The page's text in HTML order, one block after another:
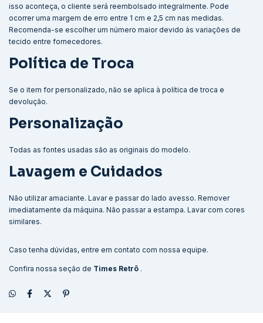
isso aconteça, o cliente será reembolsado integralmente. Pode
ocorrer uma margem de erro entre 1 cm e 2,5 cm nas medidas.
Recomenda-se escolher um número maior devido às variações de
tecido entre fornecedores.
Política de Troca
Se o item for personalizado, não se aplica à política de troca e
devolução.
Personalização
Todas as fontes usadas são as originais do modelo.
Lavagem e Cuidados
Não utilizar amaciante. Lavar e passar do lado avesso. Remover
imediatamente da máquina. Não passar a estampa. Lavar com cores
similares.
Caso tenha dúvidas, entre em contato com nossa equipe.
Confira nossa seção de Times Retrô .